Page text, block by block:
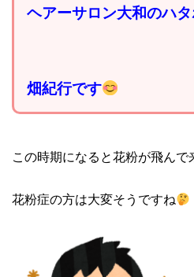
ヘアーサロン大和のハ
畑紀行です
この時期になると花粉が飛んで
花粉症の方は大変そうですね